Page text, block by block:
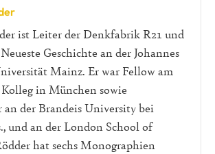
ist Leiter der Denkfabrik R21 und
Geschichte an der Johannes
Mainz. Er war Fellow am
in München sowie
an der Brandeis University bei
und an der London School of
hat sechs Monographien